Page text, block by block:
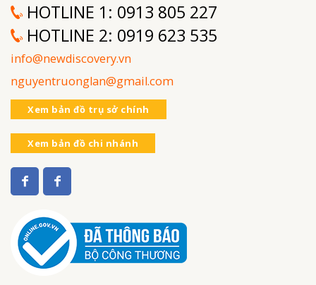
HOTLINE 1: 0913 805 227
HOTLINE 2: 0919 623 535
info@newdiscovery.vn
nguyentruonglan@gmail.com
Xem bản đồ trụ sở chính
Xem bản đồ chi nhánh